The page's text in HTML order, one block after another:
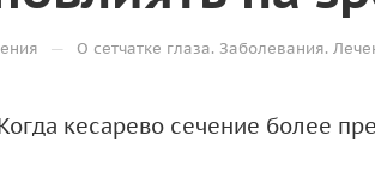
— О сетчатке глаза. Заболевания.
кесарево сечение более